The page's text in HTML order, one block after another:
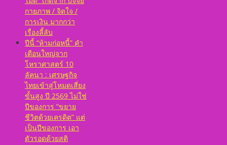
กายภาพ / จิตใจ /
การเงิน มากกว่า
เรื่องลี้ลับ
ปีนี้ “ห้ามก่อหนี้” คำ
เตือนใหญ่จาก
โหราศาสตร์ 10
ลัคนา : เศรษฐกิจ
ไทยเข้าสู่โหมดเสี่ยง
ขั้นสูง ปี 2569 ไม่ใช่
ปีของการ “ขยาย
ชีวิตด้วยเครดิต” แต่
เป็นปีของการ เอา
ตัวรอดด้วยสติ